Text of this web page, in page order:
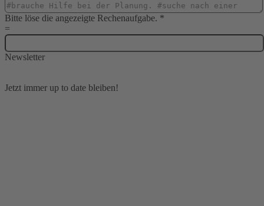
Bitte löse die angezeigte Rechenaufgabe. *
=
Newsletter
Jetzt immer up to date bleiben!